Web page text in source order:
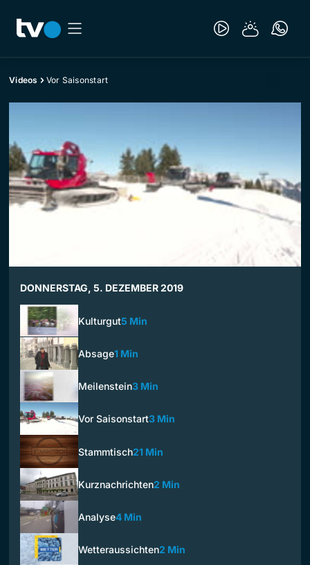
Videos Vor Saisonstart
DONNERSTAG, 5. DEZEMBER 2019
Kulturgut5 Min
Absage1 Min
Meilenstein3 Min
Vor Saisonstart3 Min
Stammtisch21 Min
Kurznachrichten2 Min
Analyse4 Min
Wetteraussichten2 Min